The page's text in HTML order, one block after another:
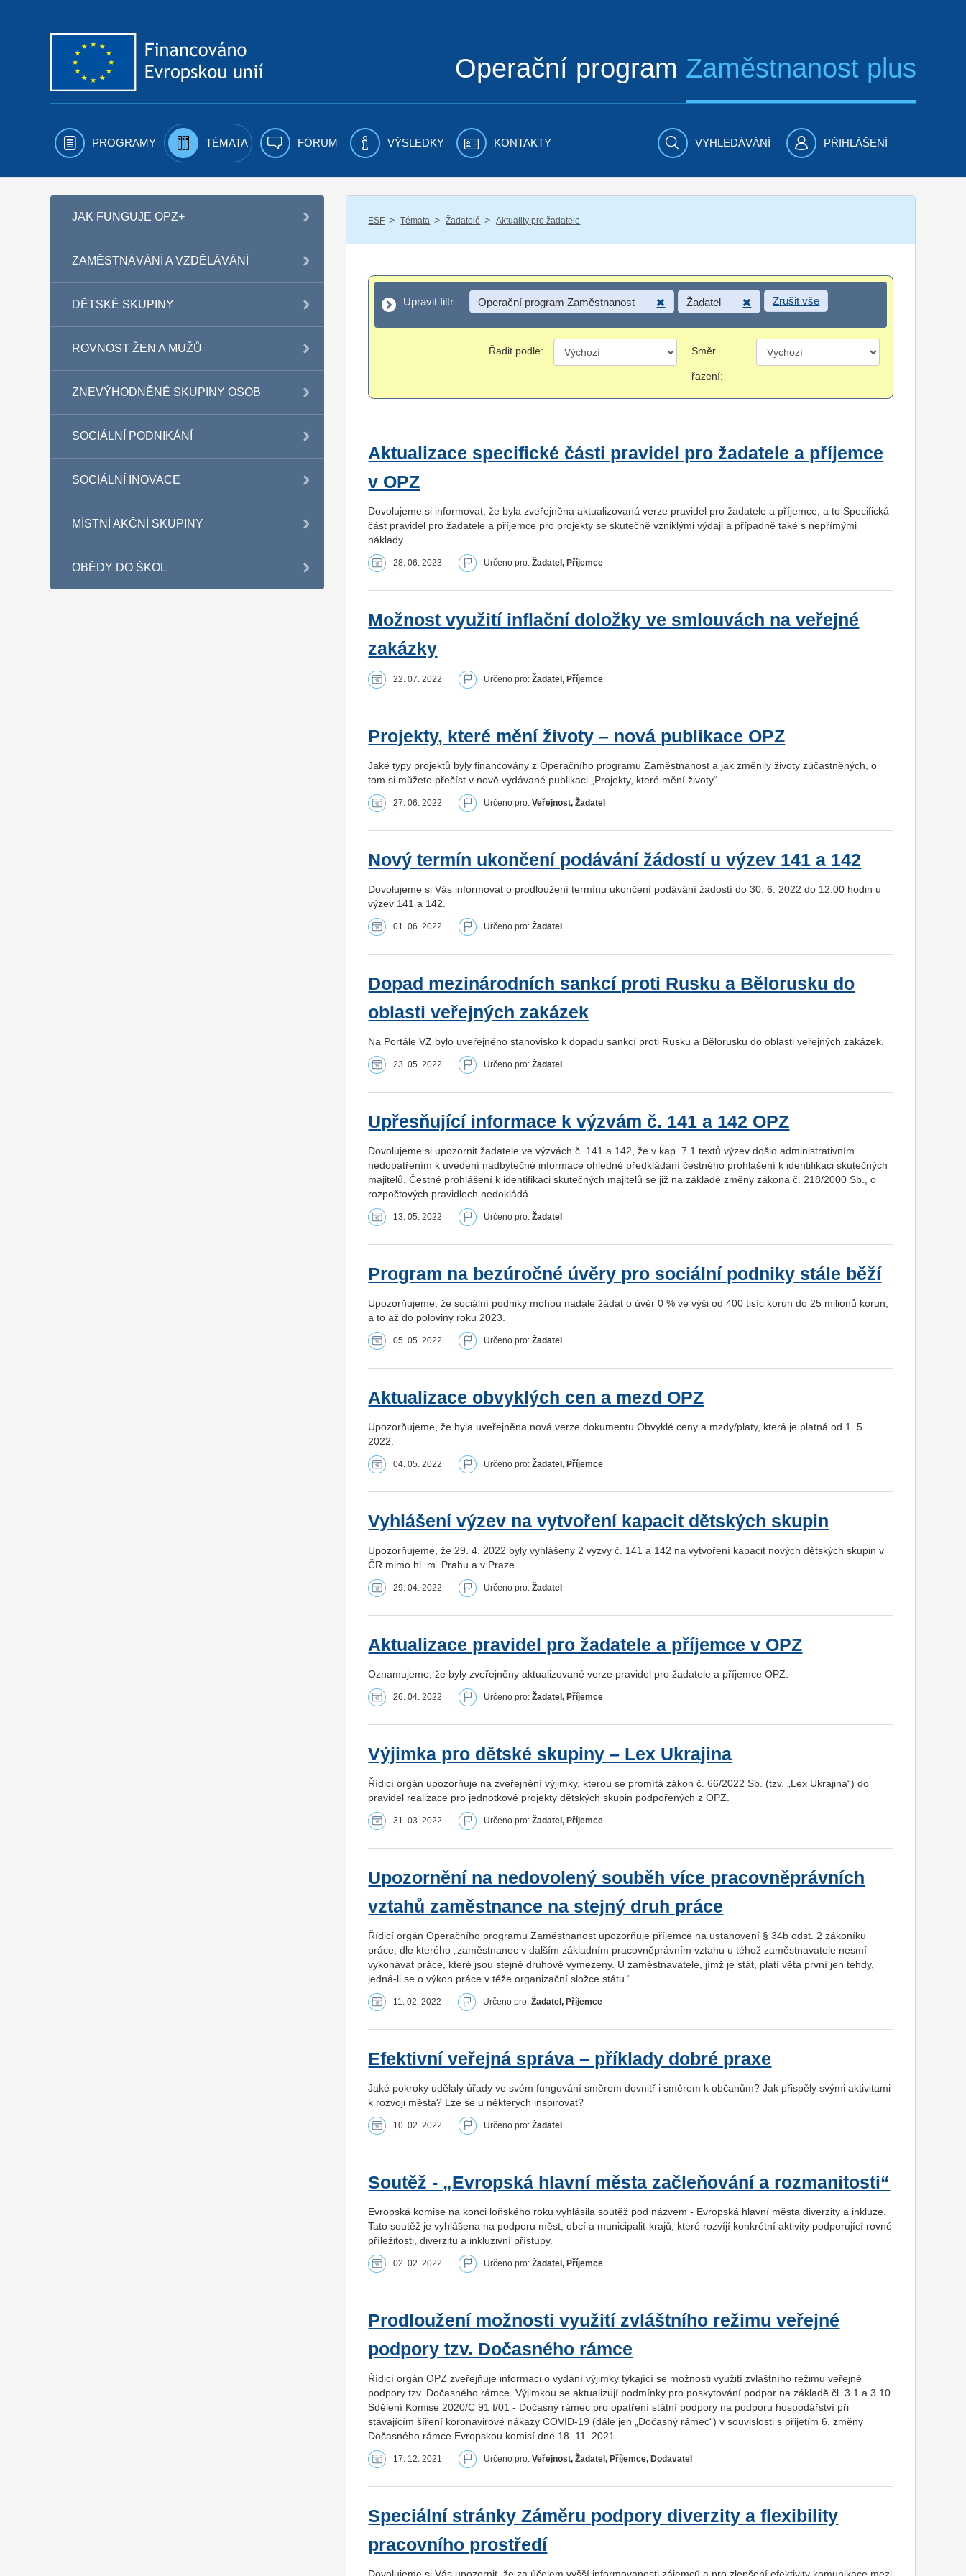
Operační program Zaměstnanost plus
PROGRAMY TÉMATA FÓRUM VÝSLEDKY KONTAKTY VYHLEDÁVÁNÍ PŘIHLÁŠENÍ
JAK FUNGUJE OPZ+
ZAMĚSTNÁVÁNÍ A VZDĚLÁVÁNÍ
DĚTSKÉ SKUPINY
ROVNOST ŽEN A MUŽŮ
ZNEVÝHODNĚNÉ SKUPINY OSOB
SOCIÁLNÍ PODNIKÁNÍ
SOCIÁLNÍ INOVACE
MÍSTNÍ AKČNÍ SKUPINY
OBĚDY DO ŠKOL
ESF / Témata / Žadatelé / Aktuality pro žadatele
Upravit filtr
Upravit filtr Operační program Zaměstnanost Žadatel Zrušit vše
Řadit podle: Směr
řazení:
Aktualizace specifické části pravidel pro žadatele a příjemce
v OPZ
Dovolujeme si informovat, že byla zveřejněna aktualizovaná verze pravidel pro žadatele a příjemce, a to Specifická
část pravidel pro žadatele a příjemce pro projekty se skutečně vzniklými výdaji a případně také s nepřímými
náklady.
28. 06. 2023 Určeno pro:Žadatel, Příjemce
Možnost využití inflační doložky ve smlouvách na veřejné
zakázky
22. 07. 2022 Určeno pro:Žadatel, Příjemce
Projekty, které mění životy – nová publikace OPZ
Jaké typy projektů byly financovány z Operačního programu Zaměstnanost a jak změnily životy zúčastněných, o
tom si můžete přečíst v nově vydávané publikaci „Projekty, které mění životy“.
27. 06. 2022 Určeno pro:Veřejnost, Žadatel
Nový termín ukončení podávání žádostí u výzev 141 a 142
Dovolujeme si Vás informovat o prodloužení termínu ukončení podávání žádostí do 30. 6. 2022 do 12:00 hodin u
výzev 141 a 142.
01. 06. 2022 Určeno pro:Žadatel
Dopad mezinárodních sankcí proti Rusku a Bělorusku do
oblasti veřejných zakázek
Na Portále VZ bylo uveřejněno stanovisko k dopadu sankcí proti Rusku a Bělorusku do oblasti veřejných zakázek.
23. 05. 2022 Určeno pro:Žadatel
Upřesňující informace k výzvám č. 141 a 142 OPZ
Dovolujeme si upozornit žadatele ve výzvách č. 141 a 142, že v kap. 7.1 textů výzev došlo administrativním
nedopatřením k uvedení nadbytečné informace ohledně předkládání čestného prohlášení k identifikaci skutečných
majitelů. Čestné prohlášení k identifikaci skutečných majitelů se již na základě změny zákona č. 218/2000 Sb., o
rozpočtových pravidlech nedokládá.
13. 05. 2022 Určeno pro:Žadatel
Program na bezúročné úvěry pro sociální podniky stále běží
Upozorňujeme, že sociální podniky mohou nadále žádat o úvěr 0 % ve výši od 400 tisíc korun do 25 milionů korun,
a to až do poloviny roku 2023.
05. 05. 2022 Určeno pro:Žadatel
Aktualizace obvyklých cen a mezd OPZ
Upozorňujeme, že byla uveřejněna nová verze dokumentu Obvyklé ceny a mzdy/platy, která je platná od 1. 5.
2022.
04. 05. 2022 Určeno pro:Žadatel, Příjemce
Vyhlášení výzev na vytvoření kapacit dětských skupin
Upozorňujeme, že 29. 4. 2022 byly vyhlášeny 2 výzvy č. 141 a 142 na vytvoření kapacit nových dětských skupin v
ČR mimo hl. m. Prahu a v Praze.
29. 04. 2022 Určeno pro:Žadatel
Aktualizace pravidel pro žadatele a příjemce v OPZ
Oznamujeme, že byly zveřejněny aktualizované verze pravidel pro žadatele a příjemce OPZ.
26. 04. 2022 Určeno pro:Žadatel, Příjemce
Výjimka pro dětské skupiny – Lex Ukrajina
Řídicí orgán upozorňuje na zveřejnění výjimky, kterou se promítá zákon č. 66/2022 Sb. (tzv. „Lex Ukrajina“) do
pravidel realizace pro jednotkové projekty dětských skupin podpořených z OPZ.
31. 03. 2022 Určeno pro:Žadatel, Příjemce
Upozornění na nedovolený souběh více pracovněprávních
vztahů zaměstnance na stejný druh práce
Řídicí orgán Operačního programu Zaměstnanost upozorňuje příjemce na ustanovení § 34b odst. 2 zákoníku
práce, dle kterého „zaměstnanec v dalším základním pracovněprávním vztahu u téhož zaměstnavatele nesmí
vykonávat práce, které jsou stejně druhově vymezeny. U zaměstnavatele, jímž je stát, platí věta první jen tehdy,
jedná-li se o výkon práce v téže organizační složce státu.“
11. 02. 2022 Určeno pro:Žadatel, Příjemce
Efektivní veřejná správa – příklady dobré praxe
Jaké pokroky udělaly úřady ve svém fungování směrem dovnitř i směrem k občanům? Jak přispěly svými aktivitami
k rozvoji města? Lze se u některých inspirovat?
10. 02. 2022 Určeno pro:Žadatel
Soutěž - „Evropská hlavní města začleňování a rozmanitosti“
Evropská komise na konci loňského roku vyhlásila soutěž pod názvem - Evropská hlavní města diverzity a inkluze.
Tato soutěž je vyhlášena na podporu měst, obcí a municipalit-krajů, které rozvíjí konkrétní aktivity podporující rovné
příležitosti, diverzitu a inkluzivní přístupy.
02. 02. 2022 Určeno pro:Žadatel, Příjemce
Prodloužení možnosti využití zvláštního režimu veřejné
podpory tzv. Dočasného rámce
Řídicí orgán OPZ zveřejňuje informaci o vydání výjimky týkající se možnosti využití zvláštního režimu veřejné
podpory tzv. Dočasného rámce. Výjimkou se aktualizují podmínky pro poskytování podpor na základě čl. 3.1 a 3.10
Sdělení Komise 2020/C 91 I/01 - Dočasný rámec pro opatření státní podpory na podporu hospodářství při
stávajícím šíření koronavirové nákazy COVID-19 (dále jen „Dočasný rámec“) v souvislosti s přijetím 6. změny
Dočasného rámce Evropskou komisí dne 18. 11. 2021.
17. 12. 2021 Určeno pro:Veřejnost, Žadatel, Příjemce, Dodavatel
Speciální stránky Záměru podpory diverzity a flexibility
pracovního prostředí
Dovolujeme si Vás upozornit, že za účelem vyšší informovanosti zájemců a pro zlepšení efektivity komunikace mezi